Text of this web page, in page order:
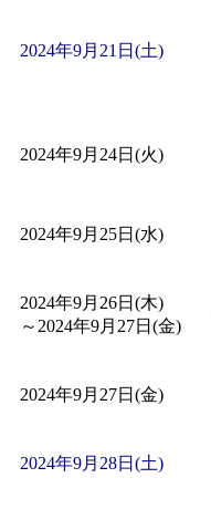
2024年9月21日(土)
2024年9月24日(火)
2024年9月25日(水)
2024年9月26日(木)
～ 2024年9月27日(金)
2024年9月27日(金)
2024年9月28日(土)